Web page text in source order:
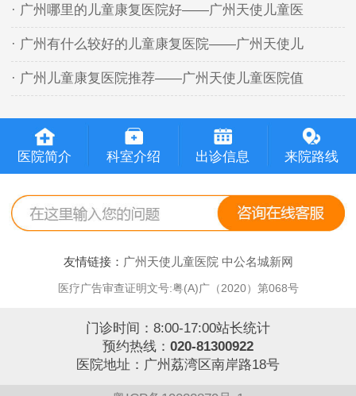
· 广州哪里的儿童康复医院好——广州天使儿童医
· 广州有什么较好的儿童康复医院——广州天使儿
· 广州儿童康复医院推荐——广州天使儿童医院值
医院简介 科室介绍 出诊信息 来院路线
友情链接： 广州天使儿童医院 中公名城新网
医疗广告审查证明文号:粤(A)广（2020）第068号
门诊时间：8:00-17:00站长统计
预约热线： 020-81300922
医院地址：广州荔湾区南岸路18号